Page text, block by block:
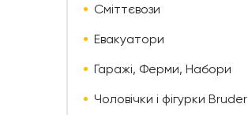
Сміттєвози
Евакуатори
Гаражі, Ферми, Набори
Чоловічки і фігурки Bruder